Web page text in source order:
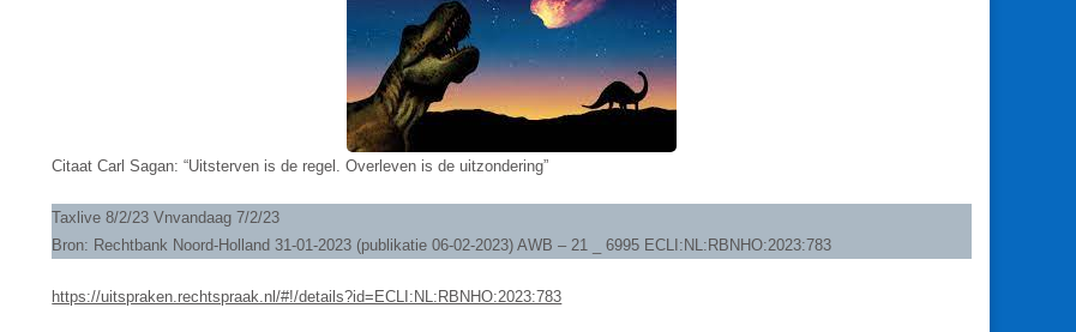
Citaat Carl Sagan: “Uitsterven is de regel. Overleven is de uitzondering”
Taxlive 8/2/23 Vnvandaag 7/2/23
Bron: Rechtbank Noord-Holland 31-01-2023 (publikatie 06-02-2023) AWB – 21 _ 6995 ECLI:NL:RBNHO:2023:783
https://uitspraken.rechtspraak.nl/#!/details?id=ECLI:NL:RBNHO:2023:783